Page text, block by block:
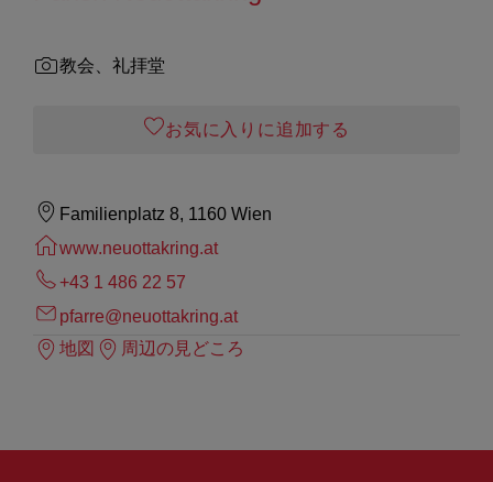
教会、礼拝堂
お気に入りに追加する
Familienplatz 8, 1160 Wien
www.neuottakring.at
+43 1 486 22 57
pfarre@neuottakring.at
地図
周辺の見どころ